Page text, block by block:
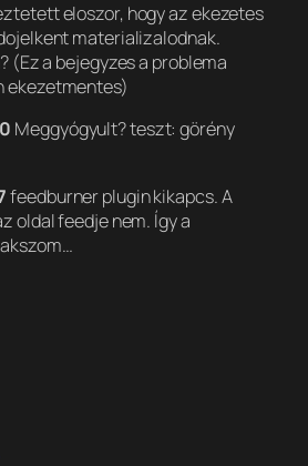
eloszor, hogy az ekezetes
materializalodnak.
(Ez a bejegyzes a problema
ekezetmentes)
Meggyógyult? teszt: görény
feedburner plugin kikapcs. A
oldal feedje nem. Így a